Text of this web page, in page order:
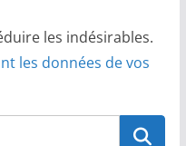
les indésirables.
les données de vos